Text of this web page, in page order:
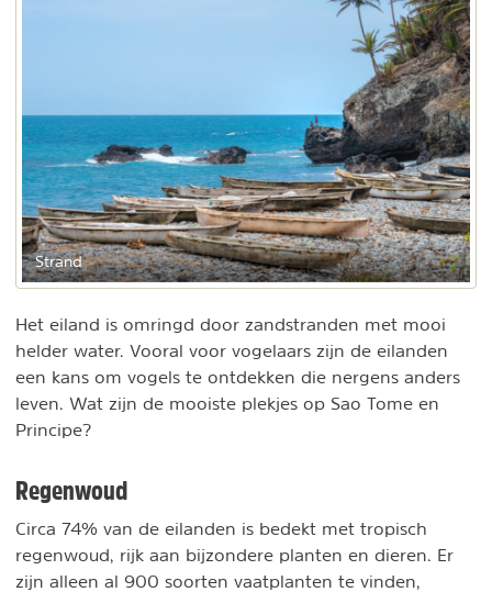
Strand
Het eiland is omringd door zandstranden met mooi
helder water. Vooral voor vogelaars zijn de eilanden
een kans om vogels te ontdekken die nergens anders
leven. Wat zijn de mooiste plekjes op Sao Tome en
Principe?
Regenwoud
Circa 74% van de eilanden is bedekt met tropisch
regenwoud, rijk aan bijzondere planten en dieren. Er
zijn alleen al 900 soorten vaatplanten te vinden,